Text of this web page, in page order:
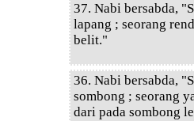
37. Nabi bersabda,
lapang ; seorang
belit."
36. Nabi bersabda,
sombong ; seorang
dari pada sombong